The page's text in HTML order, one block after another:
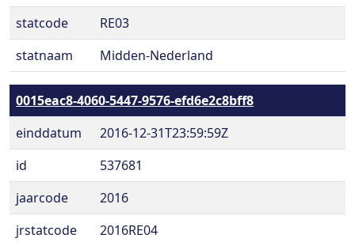
statcode
RE03
statnaam
Midden-Nederland
0015eac8-4060-5447-9576-efd6e2c8bff8
einddatum
2016-12-31T23:59:59Z
id
537681
jaarcode
2016
jrstatcode
2016RE04